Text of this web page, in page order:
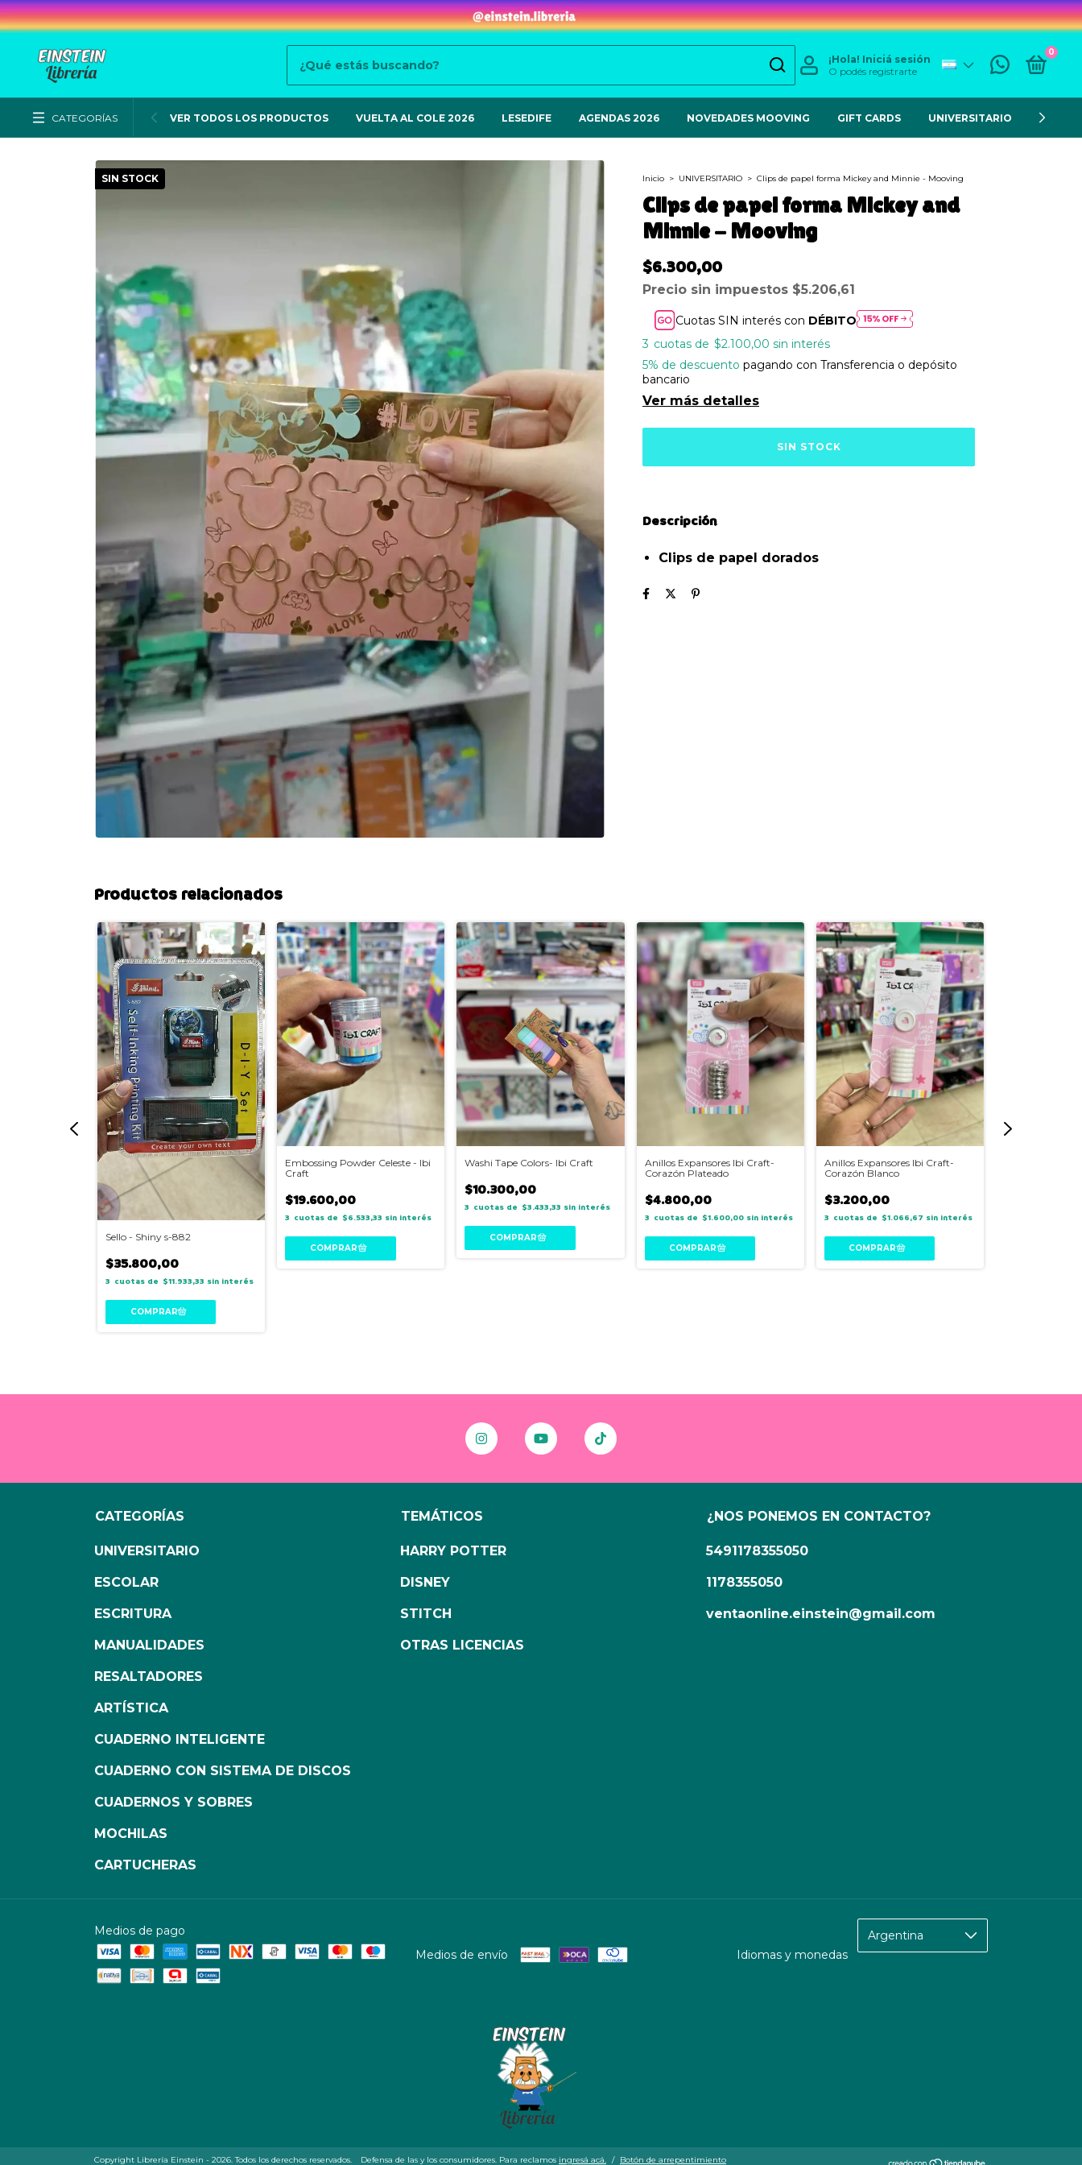
¡Hola! Iniciá sesión
O podés registrarte
0
CATEGORÍAS VER TODOS LOS PRODUCTOS VUELTA AL COLE 2026 LESEDIFE AGENDAS 2026 NOVEDADES MOOVING GIFT CARDS UNIVERSITARIO
SIN STOCK Inicio > UNIVERSITARIO > Clips de papel forma Mickey and Minnie - Mooving
Clips de papel forma Mickey and
Minnie - Mooving
$6.300,00
Precio sin impuestos $5.206,61
Cuotas SIN interés con DÉBITO
3
$2.100,00 sin interés
5% de descuento pagando con Transferencia o depósito
bancario
Ver más detalles
Descripción
Clips de papel dorados
Productos relacionados
Sello - Shiny s-882
$35.800,00
3 $11.933,33 sin interés
Embossing Powder Celeste - Ibi
Craft
$19.600,00
3 $6.533,33 sin interés
Washi Tape Colors- Ibi Craft
$10.300,00
3 $3.433,33 sin interés
Anillos Expansores Ibi Craft-
Corazón Plateado
$4.800,00
3 $1.600,00 sin interés
Anillos Expansores Ibi Craft-
Corazón Blanco
$3.200,00
3 $1.066,67 sin interés
CATEGORÍAS
UNIVERSITARIO
ESCOLAR
ESCRITURA
MANUALIDADES
RESALTADORES
ARTÍSTICA
CUADERNO INTELIGENTE
CUADERNO CON SISTEMA DE DISCOS
CUADERNOS Y SOBRES
MOCHILAS
CARTUCHERAS
TEMÁTICOS
HARRY POTTER
DISNEY
STITCH
OTRAS LICENCIAS
¿NOS PONEMOS EN CONTACTO?
5491178355050
1178355050
ventaonline.einstein@gmail.com
Medios de pago
Medios de envío
Idiomas y monedas
Copyright Librería Einstein - 2026. Todos los derechos reservados. Defensa de las y los consumidores. Para reclamos ingresá acá. / Botón de arrepentimiento